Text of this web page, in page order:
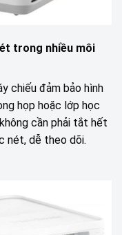
trong nhiều môi
chiếu đảm bảo hình
họp hoặc lớp học
cần phải tắt hết
nét, dễ theo dõi.